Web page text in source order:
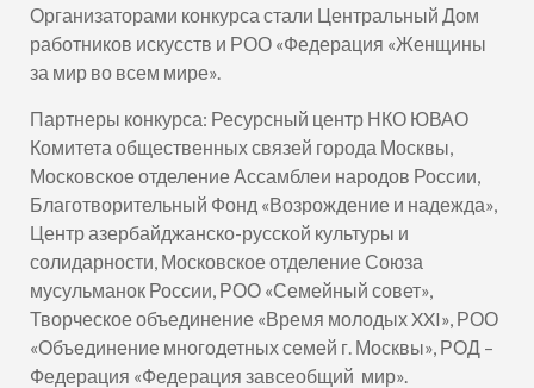
Организаторами конкурса стали Центральный Дом
работников искусств и РОО «Федерация «Женщины
за мир во всем мире».
Партнеры конкурса: Ресурсный центр НКО ЮВАО
Комитета общественных связей города Москвы,
Московское отделение Ассамблеи народов России,
Благотворительный Фонд «Возрождение и надежда»,
Центр азербайджанско-русской культуры и
солидарности, Московское отделение Союза
мусульманок России, РОО «Семейный совет»,
Творческое объединение «Время молодых XXI», РОО
«Объединение многодетных семей г. Москвы», РОД –
Федерация «Федерация завсеобщий мир».